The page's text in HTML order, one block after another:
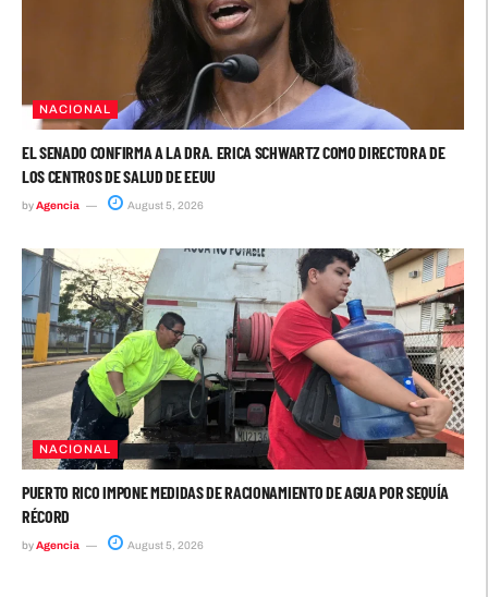
NACIONAL
EL SENADO CONFIRMA A LA DRA. ERICA SCHWARTZ COMO DIRECTORA DE
LOS CENTROS DE SALUD DE EEUU
byAgencia August 5, 2026
NACIONAL
PUERTO RICO IMPONE MEDIDAS DE RACIONAMIENTO DE AGUA POR SEQUÍA
RÉCORD
byAgencia August 5, 2026